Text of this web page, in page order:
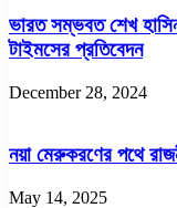
ভারত সম্ভবত শেখ
টাইমসের প্রতিবেদন
December 28, 2024
নয়া মেরুকরণের পথে
May 14, 2025